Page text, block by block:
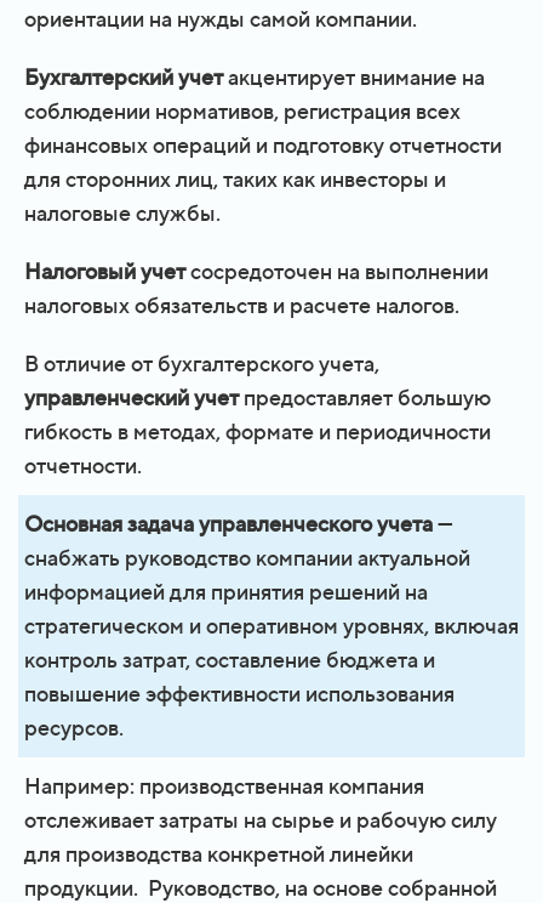
ориентации на нужды самой компании.
Бухгалтерский учетакцентирует внимание на
соблюдении нормативов, регистрация всех
финансовых операций и подготовку отчетности
для сторонних лиц, таких как инвесторы и
налоговые службы.
Налоговый учетсосредоточен на выполнении
налоговых обязательств и расчете налогов.
В отличие от бухгалтерского учета,
управленческий учетпредоставляет большую
гибкость в методах, формате и периодичности
отчетности.
Основная задача управленческого учета—
снабжать руководство компании актуальной
информацией для принятия решений на
стратегическом и оперативном уровнях, включая
контроль затрат, составление бюджета и
повышение эффективности использования
ресурсов.
Например: производственная компания
отслеживает затраты на сырье и рабочую силу
для производства конкретной линейки
продукции. Руководство, на основе собранной